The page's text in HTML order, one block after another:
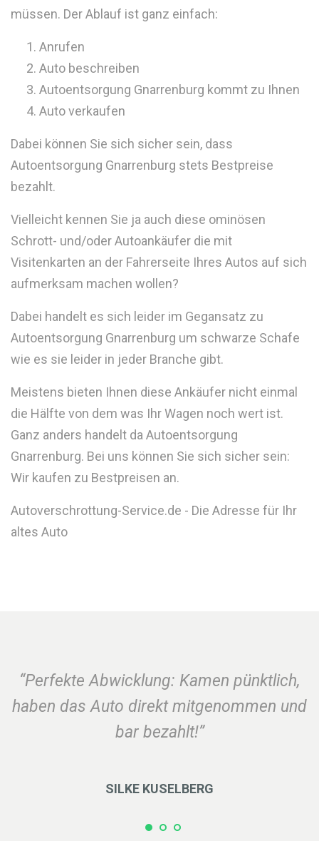
müssen. Der Ablauf ist ganz einfach:
Anrufen
Auto beschreiben
Autoentsorgung Gnarrenburg kommt zu Ihnen
Auto verkaufen
Dabei können Sie sich sicher sein, dass
Autoentsorgung Gnarrenburg stets Bestpreise
bezahlt.
Vielleicht kennen Sie ja auch diese ominösen
Schrott- und/oder Autoankäufer die mit
Visitenkarten an der Fahrerseite Ihres Autos auf sich
aufmerksam machen wollen?
Dabei handelt es sich leider im Gegansatz zu
Autoentsorgung Gnarrenburg um schwarze Schafe
wie es sie leider in jeder Branche gibt.
Meistens bieten Ihnen diese Ankäufer nicht einmal
die Hälfte von dem was Ihr Wagen noch wert ist.
Ganz anders handelt da Autoentsorgung
Gnarrenburg. Bei uns können Sie sich sicher sein:
Wir kaufen zu Bestpreisen an.
Autoverschrottung-Service.de - Die Adresse für Ihr
altes Auto
“Perfekte Abwicklung: Kamen pünktlich,
haben das Auto direkt mitgenommen und
bar bezahlt!”
SILKE KUSELBERG